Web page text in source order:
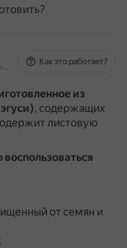
На основе источников, возможны неточности
Как это работает?
из
, содержащих
листовую
от семян и